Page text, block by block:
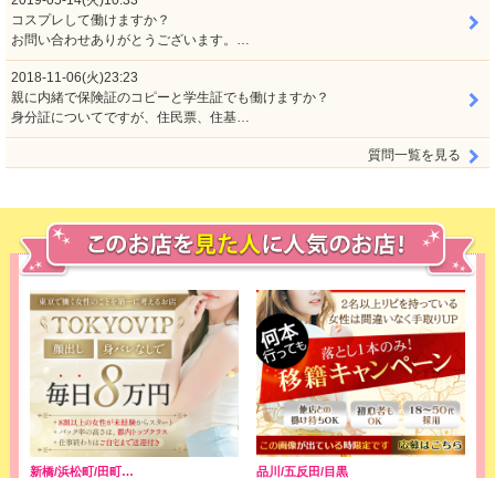
コスプレして働けますか？
お問い合わせありがとうございます。…
2018-11-06(火)23:23
親に内緒で保険証のコピーと学生証でも働けますか？
身分証についてですが、住民票、住基…
質問一覧を見る
新橋/浜松町/田町… 品川/五反田/目黒